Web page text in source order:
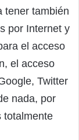
tener también
por Internet y
el acceso
el acceso
Twitter
nada, por
totalmente